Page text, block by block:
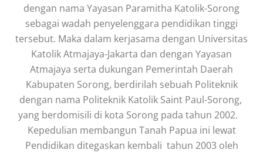
dengan nama Yayasan Paramitha Katolik-Sorong
sebagai wadah penyelenggara pendidikan tinggi
tersebut. Maka dalam kerjasama dengan Universitas
Katolik Atmajaya-Jakarta dan dengan Yayasan
Atmajaya serta dukungan Pemerintah Daerah
Kabupaten Sorong, berdirilah sebuah Politeknik
dengan nama Politeknik Katolik Saint Paul-Sorong,
yang berdomisili di kota Sorong pada tahun 2002.
Kepedulian membangun Tanah Papua ini lewat
Pendidikan ditegaskan kembali tahun 2003 oleh